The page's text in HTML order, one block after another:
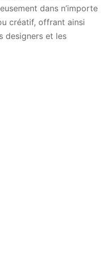
dans n’importe
créatif, offrant ainsi
designers et les